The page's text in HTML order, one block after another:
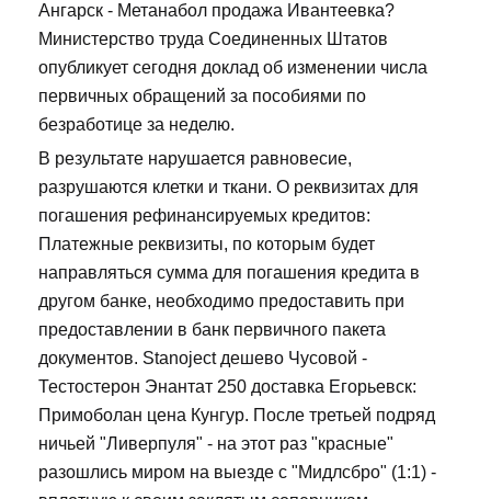
Ангарск - Метанабол продажа Ивантеевка?
Министерство труда Соединенных Штатов
опубликует сегодня доклад об изменении числа
первичных обращений за пособиями по
безработице за неделю.
В результате нарушается равновесие,
разрушаются клетки и ткани. О реквизитах для
погашения рефинансируемых кредитов:
Платежные реквизиты, по которым будет
направляться сумма для погашения кредита в
другом банке, необходимо предоставить при
предоставлении в банк первичного пакета
документов. Stanoject дешево Чусовой -
Тестостерон Энантат 250 доставка Егорьевск:
Примоболан цена Кунгур. После третьей подряд
ничьей "Ливерпуля" - на этот раз "красные"
разошлись миром на выезде с "Мидлсбро" (1:1) -